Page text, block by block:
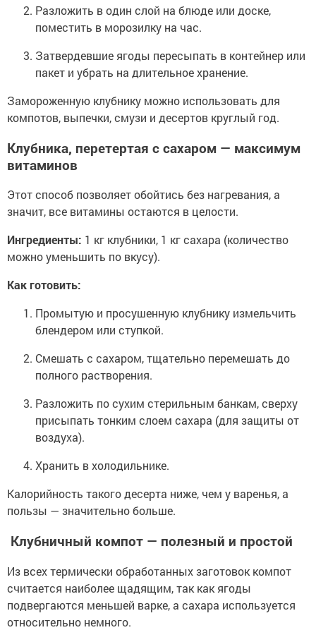
Разложить в один слой на блюде или доске,
поместить в морозилку на час.
Затвердевшие ягоды пересыпать в контейнер или
пакет и убрать на длительное хранение.
Замороженную клубнику можно использовать для
компотов, выпечки, смузи и десертов круглый год.
Клубника, перетертая с сахаром — максимум
витаминов
Этот способ позволяет обойтись без нагревания, а
значит, все витамины остаются в целости.
Ингредиенты: 1 кг клубники, 1 кг сахара (количество
можно уменьшить по вкусу).
Как готовить:
Промытую и просушенную клубнику измельчить
блендером или ступкой.
Смешать с сахаром, тщательно перемешать до
полного растворения.
Разложить по сухим стерильным банкам, сверху
присыпать тонким слоем сахара (для защиты от
воздуха).
Хранить в холодильнике.
Калорийность такого десерта ниже, чем у варенья, а
пользы — значительно больше.
Клубничный компот — полезный и простой
Из всех термически обработанных заготовок компот
считается наиболее щадящим, так как ягоды
подвергаются меньшей варке, а сахара используется
относительно немного.